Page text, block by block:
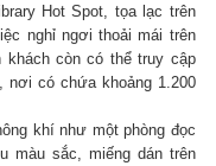
Hot Spot, tọa lạc trên
nghỉ ngơi thoải mái trên
khách còn có thể truy cập
nơi có chứa khoảng 1.200
khí như một phòng đọc
màu sắc, miếng dán trên